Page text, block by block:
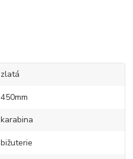
zlatá
450mm
karabina
bižuterie